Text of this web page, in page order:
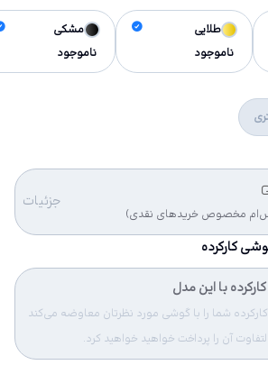
طلایی
ناموجود
مشکی
ناموجود
مخصوص خریدهای نقدی)
جزئیات
کارکرده
با این مدل
شما را با گوشی مورد نظرتان معاوضه می‌کند
آن را پرداخت خواهید خواهید کرد.